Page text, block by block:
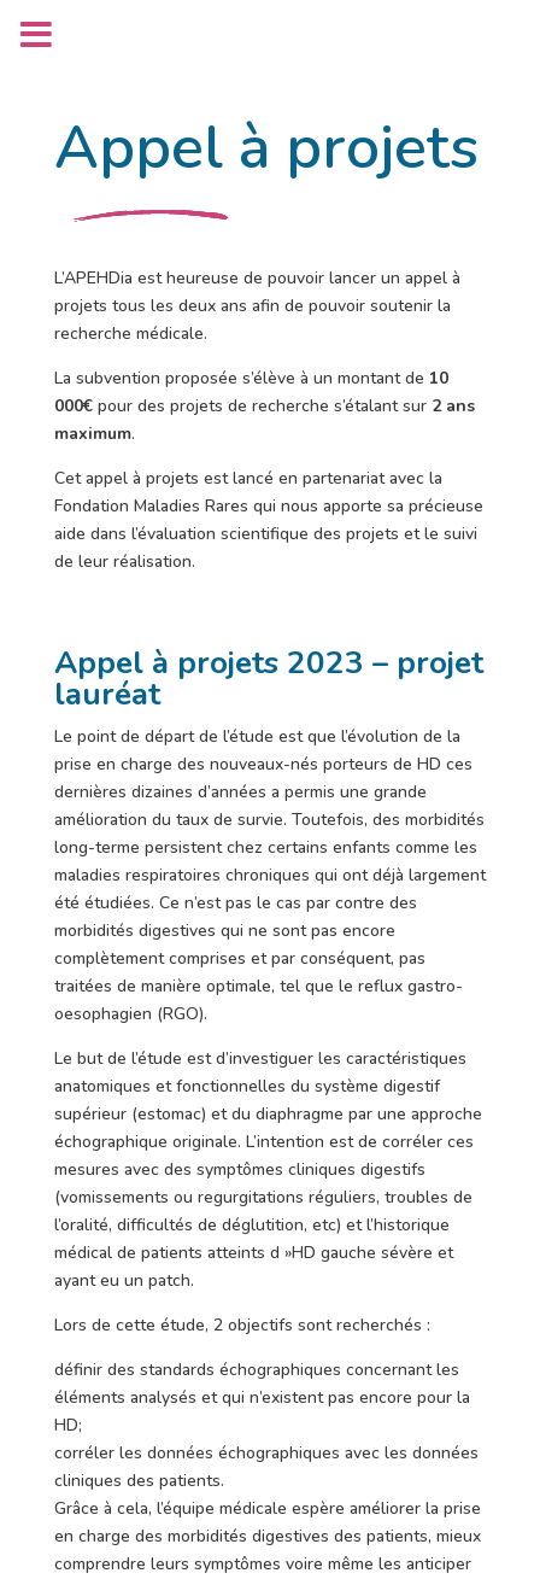
Appel à projets
L’APEHDia est heureuse de pouvoir lancer un appel à
projets tous les deux ans afin de pouvoir soutenir la
recherche médicale.
La subvention proposée s’élève à un montant de 10
000€pour des projets de recherche s’étalant sur 2 ans
maximum.
Cet appel à projets est lancé en partenariat avec la
Fondation Maladies Rares qui nous apporte sa précieuse
aide dans l’évaluation scientifique des projets et le suivi
de leur réalisation.
Appel à projets 2023 – projet
lauréat
Le point de départ de l’étude est que l’évolution de la
prise en charge des nouveaux-nés porteurs de HD ces
dernières dizaines d’années a permis une grande
amélioration du taux de survie. Toutefois, des morbidités
long-terme persistent chez certains enfants comme les
maladies respiratoires chroniques qui ont déjà largement
été étudiées. Ce n’est pas le cas par contre des
morbidités digestives qui ne sont pas encore
complètement comprises et par conséquent, pas
traitées de manière optimale, tel que le reflux gastro-
oesophagien (RGO).
Le but de l’étude est d’investiguer les caractéristiques
anatomiques et fonctionnelles du système digestif
supérieur (estomac) et du diaphragme par une approche
échographique originale. L’intention est de corréler ces
mesures avec des symptômes cliniques digestifs
(vomissements ou regurgitations réguliers, troubles de
l’oralité, difficultés de déglutition, etc) et l’historique
médical de patients atteints d »HD gauche sévère et
ayant eu un patch.
Lors de cette étude, 2 objectifs sont recherchés :
définir des standards échographiques concernant les
éléments analysés et qui n’existent pas encore pour la
HD;
corréler les données échographiques avec les données
cliniques des patients.
Grâce à cela, l’équipe médicale espère améliorer la prise
en charge des morbidités digestives des patients, mieux
comprendre leurs symptômes voire même les anticiper